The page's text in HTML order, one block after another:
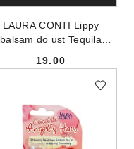
LAURA CONTI Lippy
balsam do ust Tequila
Cena:
19.00